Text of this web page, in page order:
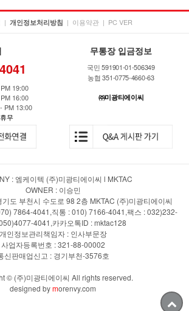
| 개인정보처리방침 | 이용약관 | PC VER
19:00
16:00
PM 13:00
무
무통장 입금정보
국민 591901-01-506349
농협 351-0775-4660-63
㈜미광티에이씨
: 엠케이텍 (주)미광티에이씨 l MKTAC
OWNER : 이승민
도 부천시 수도로 98 2층 MKTAC (주)미광티에이씨
7864-4041,직통 : 010) 7166-4041,팩스 : 032)232-
4041,카카오톡ID : mktac128
개인정보관리책임자 : 인사부문장
사업자등록번호 : 321-88-00002
신판매업신고 : 경기부천-3576호
© (주)미광티에이씨 All rights reserved.
designed bymorenvy.com